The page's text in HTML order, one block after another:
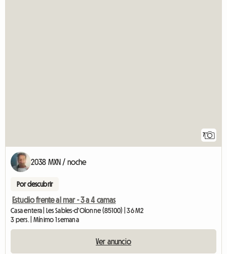
7
2038 MXN / noche
Por descubrir
Estudio frente al mar - 3 a 4 camas
Casa entera | Les Sables-d'Olonne (85100) | 36 M2
3 pers. | Mínimo 1 semana
Ver anuncio